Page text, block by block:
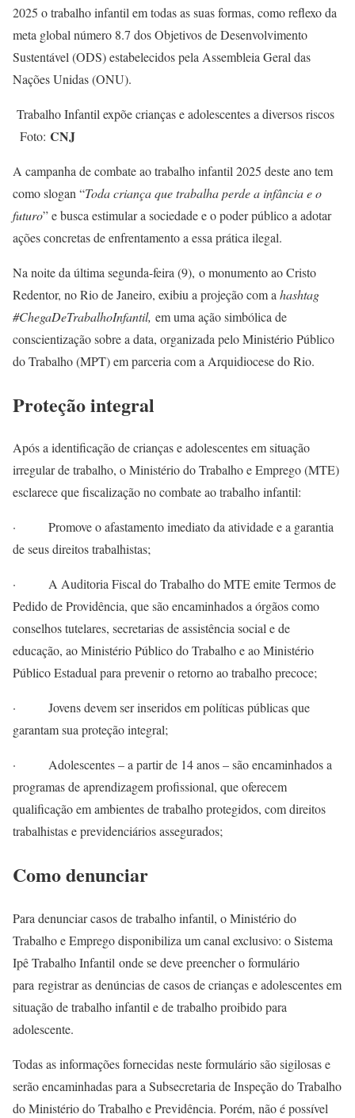
2025 o trabalho infantil em todas as suas formas, como reflexo da
meta global número 8.7 dos Objetivos de Desenvolvimento
Sustentável (ODS) estabelecidos pela Assembleia Geral das
Nações Unidas (ONU).
Trabalho Infantil expõe crianças e adolescentes a diversos riscos
Foto: CNJ
A campanha de combate ao trabalho infantil 2025 deste ano tem
como slogan “Toda criança que trabalha perde a infância e o
futuro” e busca estimular a sociedade e o poder público a adotar
ações concretas de enfrentamento a essa prática ilegal.
Na noite da última segunda-feira (9), o monumento ao Cristo
Redentor, no Rio de Janeiro, exibiu a projeção com a hashtag
#ChegaDeTrabalhoInfantil, em uma ação simbólica de
conscientização sobre a data, organizada pelo Ministério Público
do Trabalho (MPT) em parceria com a Arquidiocese do Rio.
Proteção integral
Após a identificação de crianças e adolescentes em situação
irregular de trabalho, o Ministério do Trabalho e Emprego (MTE)
esclarece que fiscalização no combate ao trabalho infantil:
· Promove o afastamento imediato da atividade e a garantia
de seus direitos trabalhistas;
· A Auditoria Fiscal do Trabalho do MTE emite Termos de
Pedido de Providência, que são encaminhados a órgãos como
conselhos tutelares, secretarias de assistência social e de
educação, ao Ministério Público do Trabalho e ao Ministério
Público Estadual para prevenir o retorno ao trabalho precoce;
· Jovens devem ser inseridos em políticas públicas que
garantam sua proteção integral;
· Adolescentes – a partir de 14 anos – são encaminhados a
programas de aprendizagem profissional, que oferecem
qualificação em ambientes de trabalho protegidos, com direitos
trabalhistas e previdenciários assegurados;
Como denunciar
Para denunciar casos de trabalho infantil, o Ministério do
Trabalho e Emprego disponibiliza um canal exclusivo: o Sistema
Ipê Trabalho Infantil onde se deve preencher o formulário
para registrar as denúncias de casos de crianças e adolescentes em
situação de trabalho infantil e de trabalho proibido para
adolescente.
Todas as informações fornecidas neste formulário são sigilosas e
serão encaminhadas para a Subsecretaria de Inspeção do Trabalho
do Ministério do Trabalho e Previdência. Porém, não é possível